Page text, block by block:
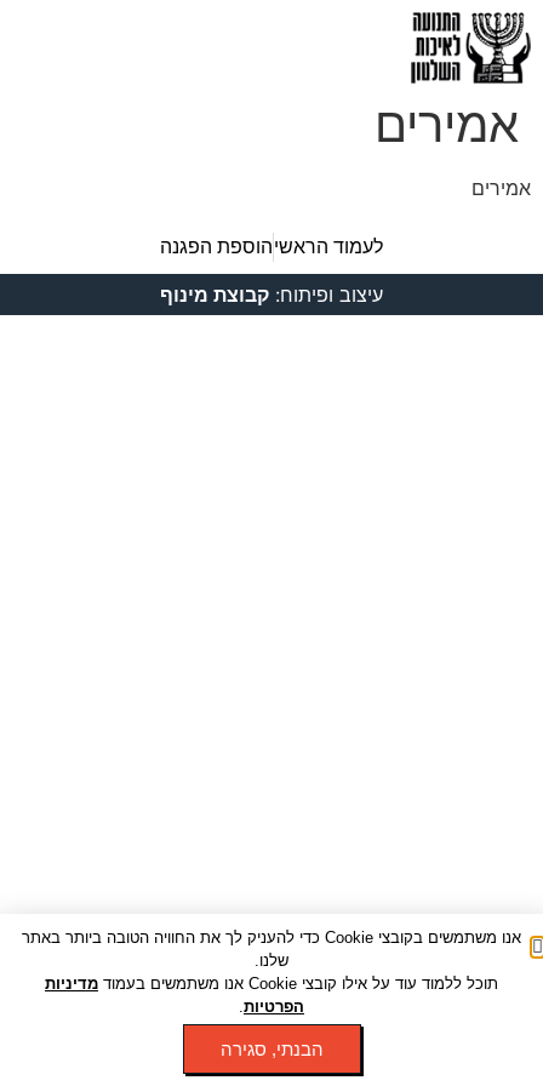
אמירים
אמירים
לעמוד הראשיהוספת הפגנה
עיצוב ופיתוח: קבוצת מינוף
אנו משתמשים בקובצי Cookie כדי להעניק לך את החוויה הטובה ביותר באתר
שלנו.
תוכל ללמוד עוד על אילו קובצי Cookie אנו משתמשים בעמוד
מדיניות
הפרטיות.
הבנתי, סגירה